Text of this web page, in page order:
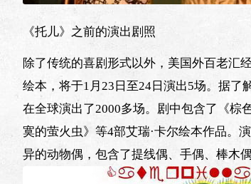
《托儿》之前的演出剧照
除了传统的喜剧形式以外，美国外百老汇
绘本，将于1月23日至24日演出5场。据
在全球演出了2000多场。剧中包含了《棕
寞的萤火虫》等4部艾瑞·卡尔绘本作品。
异的动物偶，包含了提线偶、手偶、棒木